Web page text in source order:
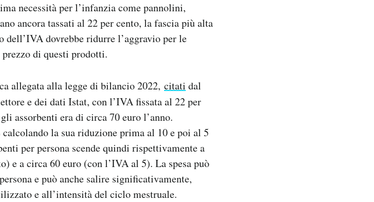
necessità per l’infanzia come pannolini,
ancora tassati al 22 per cento, la fascia più alta
dovrebbe ridurre l’aggravio per le
di questi prodotti.
allegata alla legge di bilancio 2022, citati dal
e dei dati Istat, con l’IVA fissata al 22 per
assorbenti era di circa 70 euro l’anno.
la sua riduzione prima al 10 e poi al 5
per persona scende quindi rispettivamente a
e a circa 60 euro (con l’IVA al 5). La spesa può
e può anche salire significativamente,
e all’intensità del ciclo mestruale.